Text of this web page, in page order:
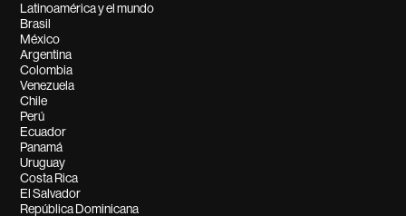
Latinoamérica y el mundo
Brasil
México
Argentina
Colombia
Venezuela
Chile
Perú
Ecuador
Panamá
Uruguay
Costa Rica
El Salvador
República Dominicana